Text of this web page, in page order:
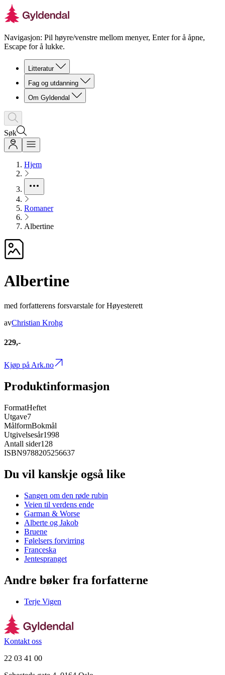
Navigasjon: Pil høyre/venstre mellom menyer, Enter for å åpne,
Escape for å lukke.
Litteratur
Fag og utdanning
Om Gyldendal
Søk
Hjem
Romaner
Albertine
Albertine
med forfatterens forsvarstale for Høyesterett
avChristian Krohg
229,-
Kjøp på Ark.no
Produktinformasjon
FormatHeftet
Utgave7
MålformBokmål
Utgivelsesår1998
Antall sider128
ISBN9788205256637
Du vil kanskje også like
Sangen om den røde rubin
Veien til verdens ende
Garman & Worse
Alberte og Jakob
Bruene
Følelsers forvirring
Franceska
Jentespranget
Andre bøker fra forfatterne
Terje Vigen
Kontakt oss
22 03 41 00